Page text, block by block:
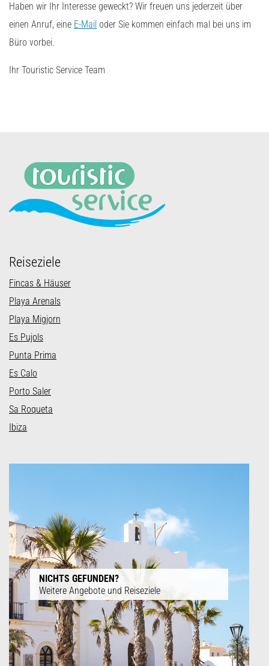
Haben wir Ihr Interesse geweckt? Wir freuen uns jederzeit über
einen Anruf, eine E-Mail oder Sie kommen einfach mal bei uns im
Büro vorbei.
Ihr Touristic Service Team
Reiseziele
Fincas & Häuser
Playa Arenals
Playa Migjorn
Es Pujols
Punta Prima
Es Calo
Porto Saler
Sa Roqueta
Ibiza
NICHTS GEFUNDEN?
Weitere Angebote und Reiseziele